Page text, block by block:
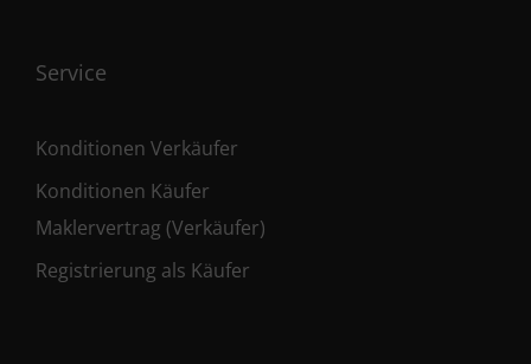
Service
Konditionen Verkäufer
Konditionen Käufer
Maklervertrag (Verkäufer)
Registrierung als Käufer